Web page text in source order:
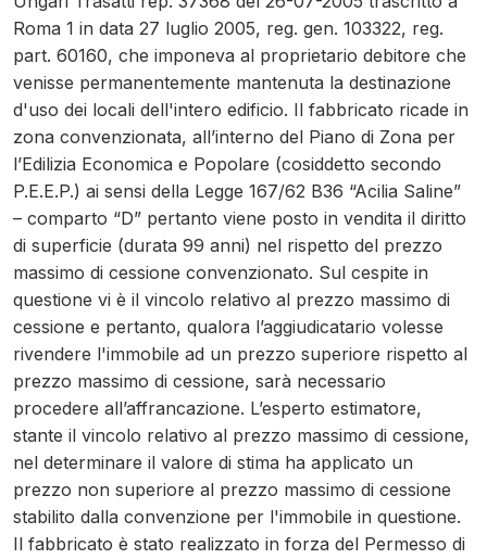
Roma 1 in data 27 luglio 2005, reg. gen. 103322, reg.
part. 60160, che imponeva al proprietario debitore che
venisse permanentemente mantenuta la destinazione
d'uso dei locali dell'intero edificio. Il fabbricato ricade in
zona convenzionata, all’interno del Piano di Zona per
l’Edilizia Economica e Popolare (cosiddetto secondo
P.E.E.P.) ai sensi della Legge 167/62 B36 “Acilia Saline”
– comparto “D” pertanto viene posto in vendita il diritto
di superficie (durata 99 anni) nel rispetto del prezzo
massimo di cessione convenzionato. Sul cespite in
questione vi è il vincolo relativo al prezzo massimo di
cessione e pertanto, qualora l’aggiudicatario volesse
rivendere l'immobile ad un prezzo superiore rispetto al
prezzo massimo di cessione, sarà necessario
procedere all’affrancazione. L’esperto estimatore,
stante il vincolo relativo al prezzo massimo di cessione,
nel determinare il valore di stima ha applicato un
prezzo non superiore al prezzo massimo di cessione
stabilito dalla convenzione per l'immobile in questione.
Il fabbricato è stato realizzato in forza del Permesso di